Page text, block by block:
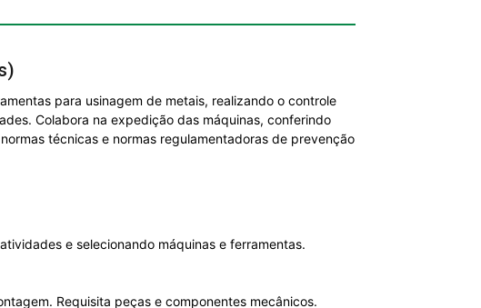
para usinagem de metais, realizando o controle
Colabora na expedição das máquinas, conferindo
técnicas e normas regulamentadoras de prevenção
e selecionando máquinas e ferramentas.
Requisita peças e componentes mecânicos.